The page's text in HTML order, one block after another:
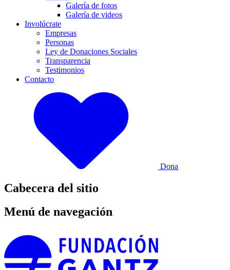
Galería de fotos
Galería de videos
Involúcrate
Empresas
Personas
Ley de Donaciones Sociales
Transparencia
Testimonios
Contacto
Dona
Cabecera del sitio
Menú de navegación